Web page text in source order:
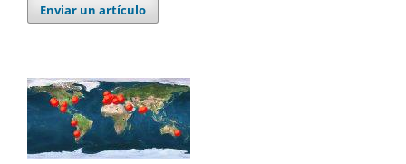
Enviar un artículo